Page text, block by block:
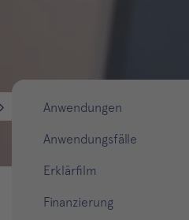
Anwendungen
Anwendungsfälle
Erklärfilm
Finanzierung